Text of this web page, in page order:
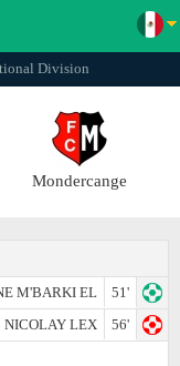
Division
Mondercange
M'BARKI EL
51'
NICOLAY LEX
56'